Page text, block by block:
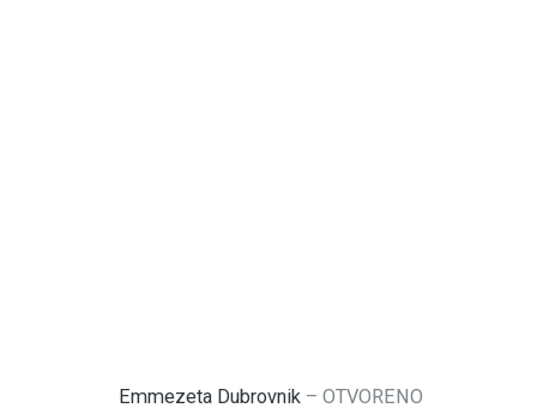
Emmezeta Dubrovnik –OTVORENO